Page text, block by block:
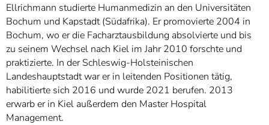
Ellrichmann studierte Humanmedizin an den Universitäten
Bochum und Kapstadt (Südafrika). Er promovierte 2004 in
Bochum, wo er die Facharztausbildung absolvierte und bis
zu seinem Wechsel nach Kiel im Jahr 2010 forschte und
praktizierte. In der Schleswig-Holsteinischen
Landeshauptstadt war er in leitenden Positionen tätig,
habilitierte sich 2016 und wurde 2021 berufen. 2013
erwarb er in Kiel außerdem den Master Hospital
Management.